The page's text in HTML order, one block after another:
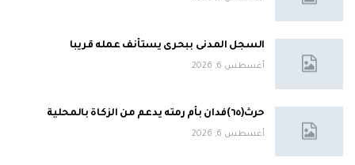
السجل المدنى ببحرى يستأنف عمله قريبا
أغسطس 6, 2026
حرث(٦٥)فدان بأم رمته يدعم من الزكاة بالمحلية
أغسطس 6, 2026